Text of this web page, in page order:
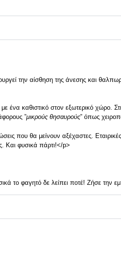
την αίσθηση της άνεσης και
ένα καθιστικό στον εξωτερικό χώρο.
”μικρούς θησαυρούς” όπως
που θα μείνουν αξέχαστες.
Και φυσικά πάρτι!</p>
το φαγητό δε λείπει ποτέ! Ζήσε την